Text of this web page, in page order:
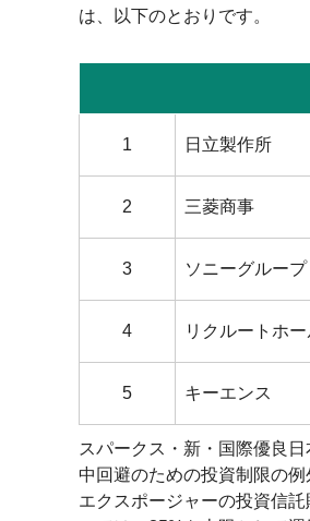
は、以下のとおりです。
1 日立製作所
2 三菱商事
3 ソニーグループ
4 リクルートホ
5 キーエンス
スパークス・新・国際優良
中回避のための投資制限の
エクスポージャーの投資信